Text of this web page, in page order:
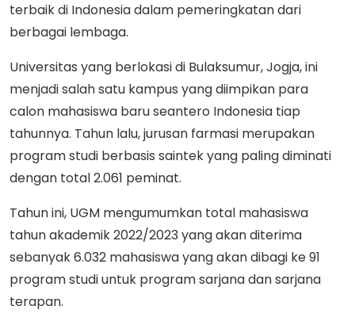
terbaik di Indonesia dalam pemeringkatan dari
berbagai lembaga.
Universitas yang berlokasi di Bulaksumur, Jogja, ini
menjadi salah satu kampus yang diimpikan para
calon mahasiswa baru seantero Indonesia tiap
tahunnya. Tahun lalu, jurusan farmasi merupakan
program studi berbasis saintek yang paling diminati
dengan total 2.061 peminat.
Tahun ini, UGM mengumumkan total mahasiswa
tahun akademik 2022/2023 yang akan diterima
sebanyak 6.032 mahasiswa yang akan dibagi ke 91
program studi untuk program sarjana dan sarjana
terapan.